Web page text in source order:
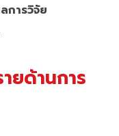
การวิจัย
ยด้านการ